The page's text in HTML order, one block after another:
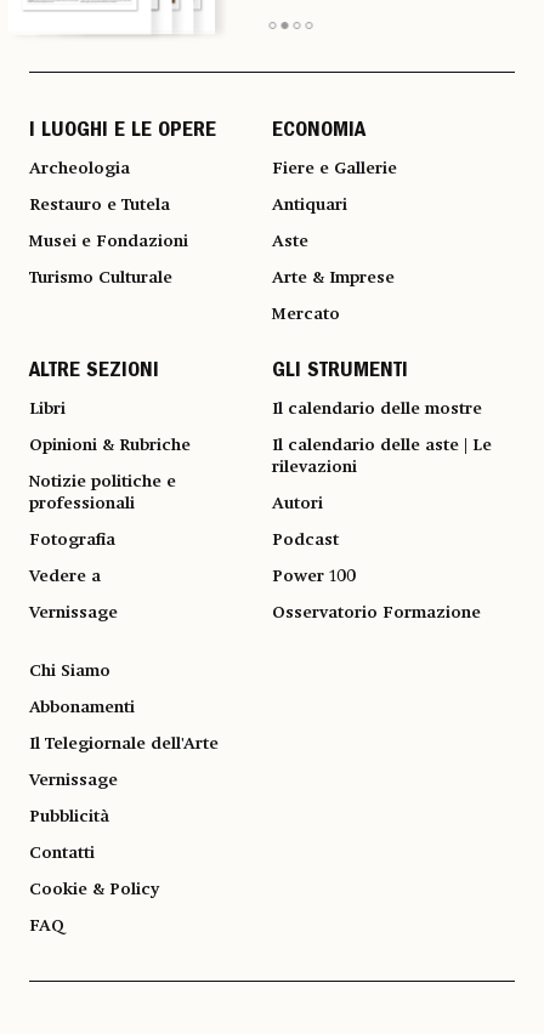
I LUOGHI E LE OPERE
Archeologia
Restauro e Tutela
Musei e Fondazioni
Turismo Culturale
ECONOMIA
Fiere e Gallerie
Antiquari
Aste
Arte & Imprese
Mercato
ALTRE SEZIONI
Libri
Opinioni & Rubriche
Notizie politiche e
professionali
Fotografia
Vedere a
Vernissage
GLI STRUMENTI
Il calendario delle mostre
Il calendario delle aste | Le
rilevazioni
Autori
Podcast
Power 100
Osservatorio Formazione
Chi Siamo
Abbonamenti
Il Telegiornale dell'Arte
Vernissage
Pubblicità
Contatti
Cookie & Policy
FAQ